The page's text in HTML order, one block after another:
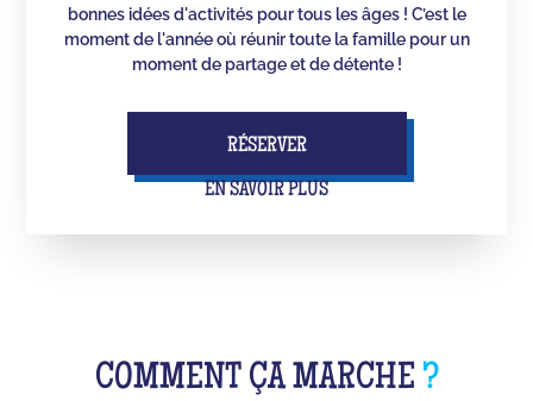
bonnes idées d'activités pour tous les âges ! C’est le
moment de l'année où réunir toute la famille pour un
moment de partage et de détente !
RÉSERVER
EN SAVOIR PLUS
COMMENT ÇA MARCHE ?